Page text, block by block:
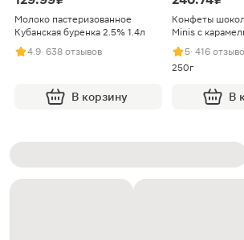
Молоко пастеризованное
Кубанская буренка 2.5% 1.4л
4.9· 638 отзывов
В корзину
Конфеты
Minis с
нугой
5· 416
250г
В